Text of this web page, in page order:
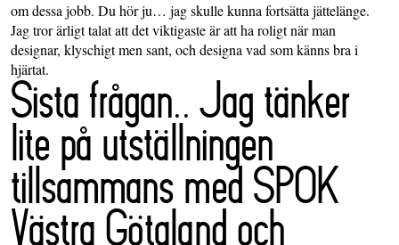
om dessa jobb. Du hör ju… jag skulle kunna fortsätta jättelänge.
Jag tror ärligt talat att det viktigaste är att ha roligt när man
designar, klyschigt men sant, och designa vad som känns bra i
hjärtat.
Sista frågan.. Jag tänker
lite på utställningen
tillsammans med SPOK
Västra Götaland och